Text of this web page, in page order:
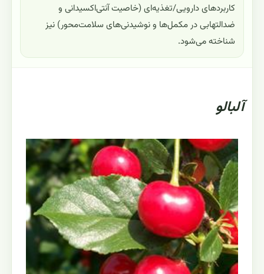
کاربردهای دارویی/تغذیه‌ای (خاصیت آنتی‌اکسیدانی و
ضدالتهابی در مکمل‌ها و نوشیدنی‌های سلامت‌محور) نیز
شناخته می‌شود.
آلبالو